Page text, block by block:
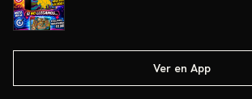
Ver en App